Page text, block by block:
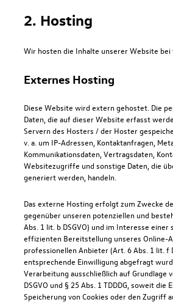
2. Hosting
Wir hosten die Inhalte unserer Website
Externes Hosting
Diese Website wird extern gehostet. Die
Daten, die auf dieser Website erfasst
Servern des Hosters / der Hoster
v. a. um IP-Adressen, Kontaktanfragen,
Kommunikationsdaten, Vertragsdaten,
Websitezugriffe und sonstige Daten, die
generiert werden, handeln.
Das externe Hosting erfolgt zum Zwecke
gegenüber unseren potenziellen und
Abs. 1 lit. b DSGVO) und im Interesse einer
effizienten Bereitstellung unseres Online-
professionellen Anbieter (Art. 6 Abs. 1 lit. f
entsprechende Einwilligung abgefragt
Verarbeitung ausschließlich auf Grundlage
DSGVO und § 25 Abs. 1 TDDDG, soweit die
Speicherung von Cookies oder den Zugriff